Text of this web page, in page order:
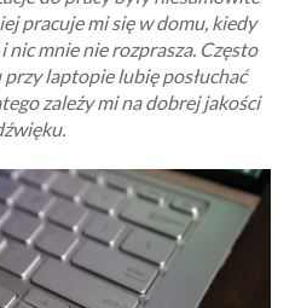
pracuje mi się w domu, kiedy
nic mnie nie rozprasza. Często
laptopie lubię posłuchać
zależy mi na dobrej jakości